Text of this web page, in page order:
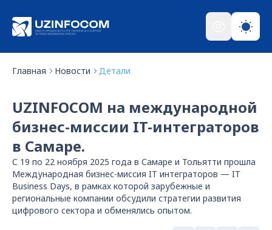
Главная Новости Детали
UZINFOCOM на международной
бизнес-миссии IT-интеграторов
в Самаре.
С 19 по 22 ноября 2025 года в Самаре и Тольятти прошла
Международная бизнес-миссия IT интеграторов — IT
Business Days, в рамках которой зарубежные и
региональные компании обсудили стратегии развития
цифрового сектора и обменялись опытом.